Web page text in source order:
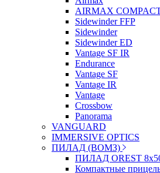
AIRMAX
Sidewinder FFP
Sidewinder
Sidewinder ED
Vantage SF IR
Endurance
Vantage SF
Vantage IR
Vantage
Crossbow
Panorama
VANGUARD
IMMERSIVE OPTICS
ПИЛАД (ВОМЗ)
ПИЛАД OREST
Компактные